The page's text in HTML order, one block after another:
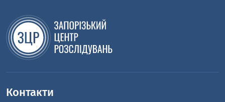
Контакти